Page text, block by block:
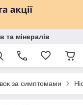
та мінералів
за симптомами